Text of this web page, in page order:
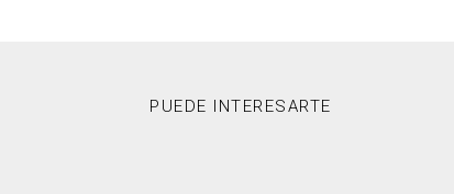
PUEDE INTERESARTE